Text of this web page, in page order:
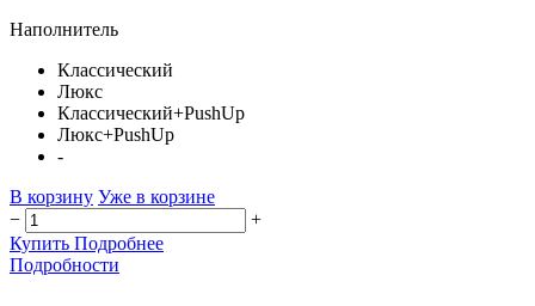
Наполнитель
Классический
Люкс
Классический+PushUp
Люкс+PushUp
-
В корзину Уже в корзине
−
+
Купить Подробнее
Подробности